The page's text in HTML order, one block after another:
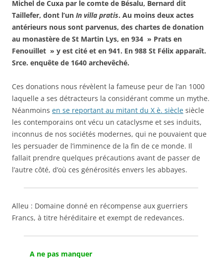
Michel de Cuxa par le comte de Bésalu, Bernard dit
Taillefer, dont l’un In villa pratis. Au moins deux actes
antérieurs nous sont parvenus, des chartes de donation
au monastère de St Martin Lys, en 934 » Prats en
Fenouillet » y est cité et en 941. En 988 St Félix apparaît.
Srce. enquête de 1640 archevêché.
Ces donations nous révèlent la fameuse peur de l’an 1000
laquelle a ses détracteurs la considérant comme un mythe.
Néanmoins en se reportant au mitant du X è. siècle siècle
les contemporains ont vécu un cataclysme et ses induits,
inconnus de nos sociétés modernes, qui ne pouvaient que
les persuader de l’imminence de la fin de ce monde. Il
fallait prendre quelques précautions avant de passer de
l’autre côté, d’où ces générosités envers les abbayes.
Alleu : Domaine donné en récompense aux guerriers
Francs, à titre héréditaire et exempt de redevances.
A ne pas manquer